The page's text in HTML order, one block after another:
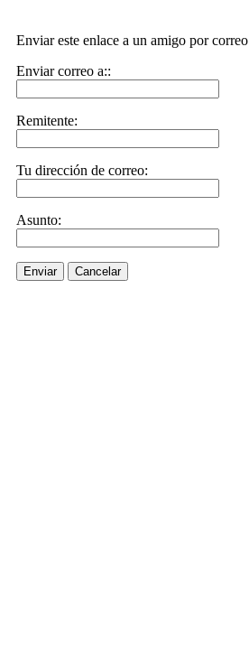
Enviar este enlace a un amigo por correo
Enviar correo a::
Remitente:
Tu dirección de correo:
Asunto:
Enviar Cancelar